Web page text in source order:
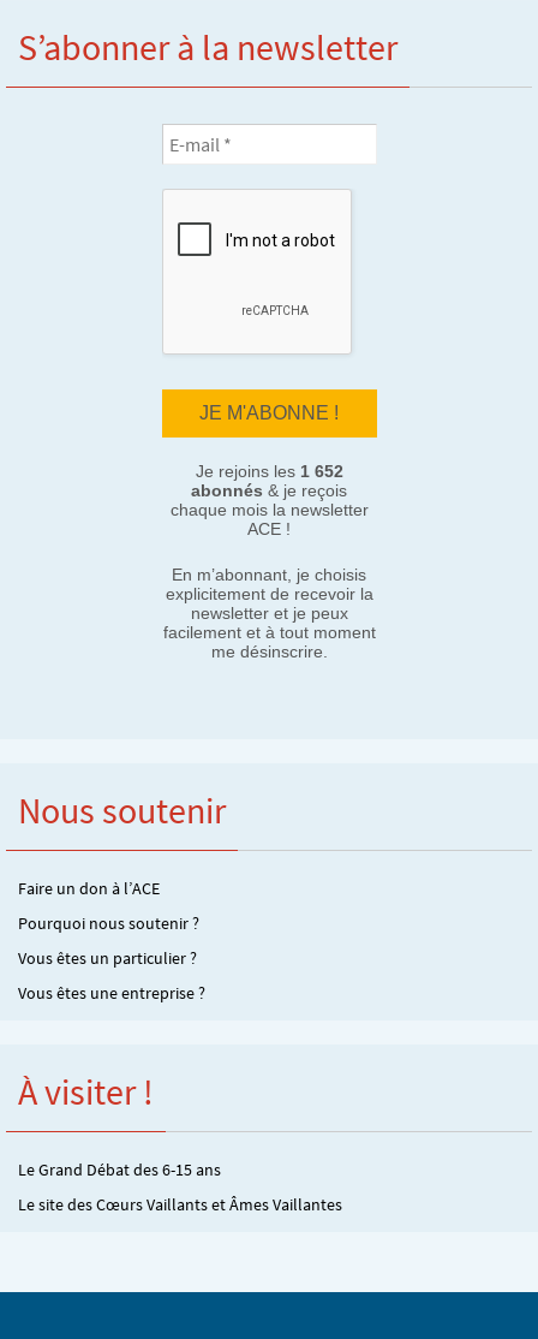
S’abonner à la newsletter
Je rejoins les 1 652
abonnés & je reçois
chaque mois la newsletter
ACE !
En m’abonnant, je choisis
explicitement de recevoir la
newsletter et je peux
facilement et à tout moment
me désinscrire.
Nous soutenir
Faire un don à l’ACE
Pourquoi nous soutenir ?
Vous êtes un particulier ?
Vous êtes une entreprise ?
À visiter !
Le Grand Débat des 6-15 ans
Le site des Cœurs Vaillants et Âmes Vaillantes